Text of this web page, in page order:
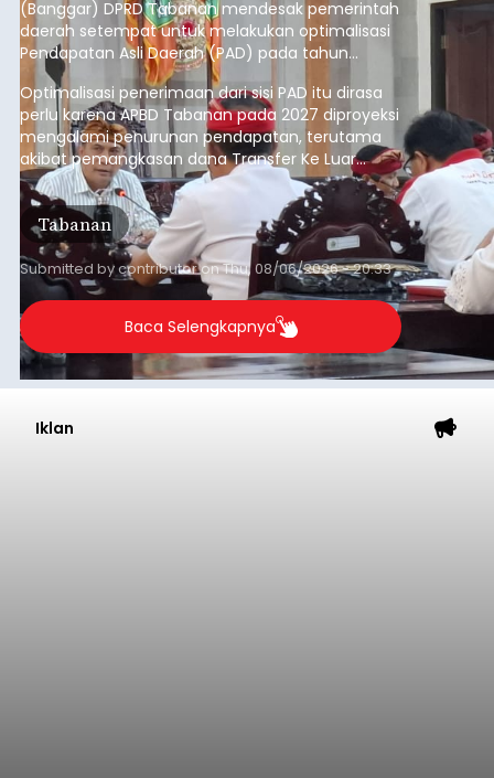
(Banggar) DPRD Tabanan mendesak pemerintah
daerah setempat untuk melakukan optimalisasi
Pendapatan Asli Daerah (PAD) pada tahun
anggaran 2027.
Optimalisasi penerimaan dari sisi PAD itu dirasa
perlu karena APBD Tabanan pada 2027 diproyeksi
mengalami penurunan pendapatan, terutama
akibat pemangkasan dana Transfer Ke Luar
Daerah (TKD) dari pemerintah pusat.
Tabanan
Submitted bycontributoronThu, 08/06/2026 - 20:33
Baca Selengkapnya
Iklan